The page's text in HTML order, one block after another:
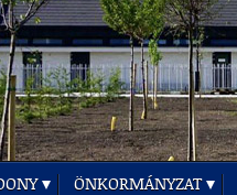
ÖNKORMÁNYZAT